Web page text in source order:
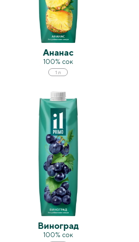
Ананас
100% сок
1 л
Виноград
100% сок